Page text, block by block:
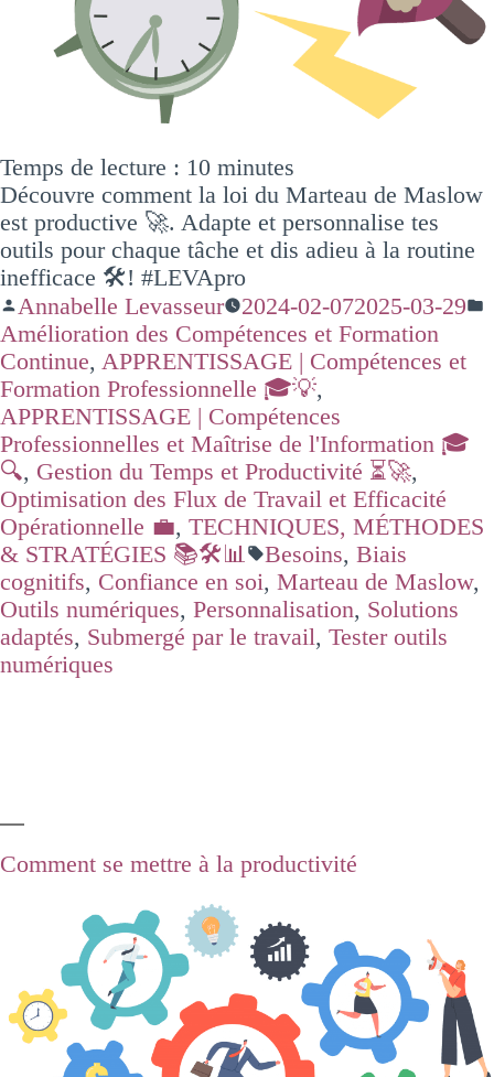
Temps de lecture : 10 minutes
Découvre comment la loi du Marteau de Maslow
est productive 🚀. Adapte et personnalise tes
outils pour chaque tâche et dis adieu à la routine
inefficace 🛠️! #LEVApro
Annabelle Levasseur
2024-02-072025-03-29
Amélioration des Compétences et Formation
Continue, APPRENTISSAGE | Compétences et
Formation Professionnelle 🎓💡,
APPRENTISSAGE | Compétences
Professionnelles et Maîtrise de l'Information 🎓
🔍, Gestion du Temps et Productivité ⏳🚀,
Optimisation des Flux de Travail et Efficacité
Opérationnelle 💼, TECHNIQUES, MÉTHODES
& STRATÉGIES 📚🛠️📊
Besoins, Biais
cognitifs, Confiance en soi, Marteau de Maslow,
Outils numériques, Personnalisation, Solutions
adaptés, Submergé par le travail, Tester outils
numériques
Comment se mettre à la productivité